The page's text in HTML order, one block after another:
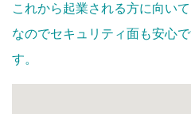
これから起業される方に向い
なのでセキュリティ面も安心
す。